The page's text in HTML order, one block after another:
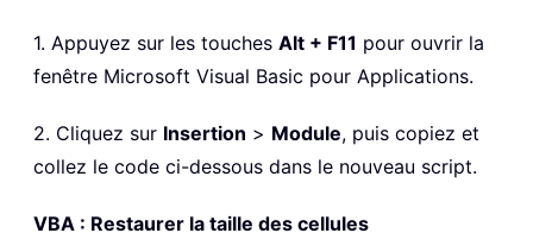
1. Appuyez sur les touches Alt + F11 pour ouvrir la
fenêtre Microsoft Visual Basic pour Applications.
2. Cliquez sur Insertion > Module, puis copiez et
collez le code ci-dessous dans le nouveau script.
VBA : Restaurer la taille des cellules